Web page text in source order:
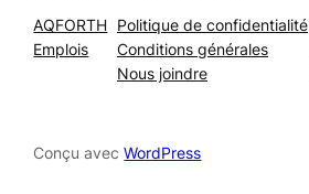
AQFORTH
Emplois
Politique de confidentialité
Conditions générales
Nous joindre
Conçu avecWordPress